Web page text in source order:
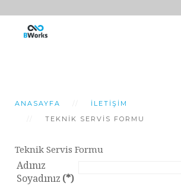
ANASAYFA
İLETIŞIM
TEKNIK SERVIS FORMU
Teknik Servis Formu
Adınız
Soyadınız (*)